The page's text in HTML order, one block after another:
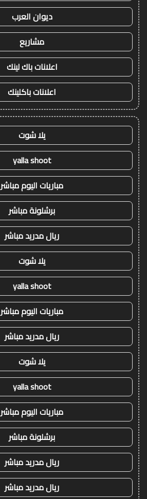
ديوان العرب
مشاريع
اعلانات باك لينك
اعلانات باكلينك
يلا شوت
yalla shoot
مباريات اليوم مباشر
برشلونة مباشر
ريال مدريد مباشر
يلا شوت
yalla shoot
مباريات اليوم مباشر
ريال مدريد مباشر
يلا شوت
yalla shoot
مباريات اليوم مباشر
برشلونة مباشر
ريال مدريد مباشر
ريال مدريد مباشر